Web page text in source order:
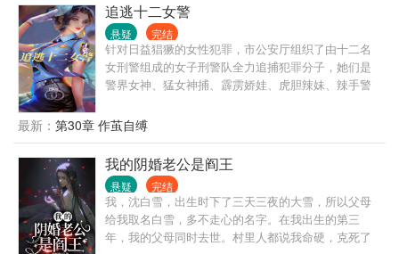
追逃十二女警
悬疑 完结
针对日益猖獗的女性犯罪，市公安厅组织了由十二名
女刑警组成的女子刑警队全力追捕犯罪分子，她们是
警界女神、猛女神捕、霹雳娇娃、虎胆辣妹、辣手警
帼战警、金盾女王、鹰眼玫瑰！ ”前排预警:全书十二
女主，无男主，对手戏也无男人” ”大型女性犯罪侦破
题材，2024版红蜘蛛、红罂粟、红问号、红蝎子……”
”最懂女逃犯的，还得是女警察”
最新： 第30章 作茧自缚
我的阴婚老公是阎王
悬疑 完结
我，沈白雪，出生时下了三天三夜的大雪，所以父母
给我取名白雪，多不走心的名字。在我出生的第三
年，我的父母同时去世。村里人都说我命硬，克死了